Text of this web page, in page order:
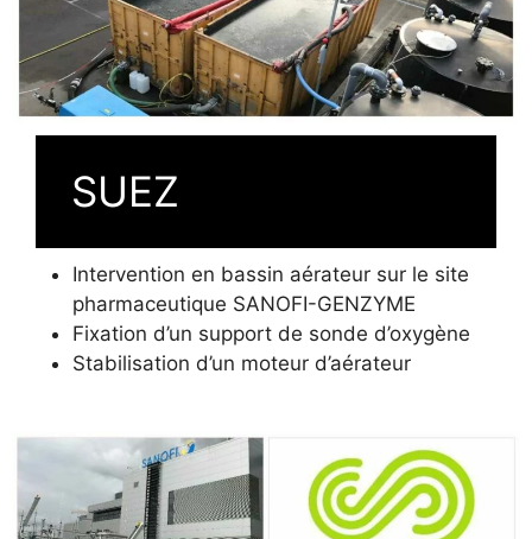
SUEZ
Intervention en bassin aérateur sur le site
pharmaceutique SANOFI-GENZYME
Fixation d’un support de sonde d’oxygène
Stabilisation d’un moteur d’aérateur